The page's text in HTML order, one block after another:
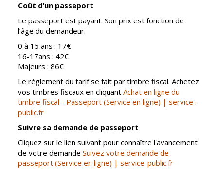
Renouvellement
urbain
Gare de Vierzon
Travaux
Refuge canin
Marchés
Urbanisme et
logement
Économie et
commerce
Réseau de
Coût d’un passeport
Le passeport est payant. Son prix est fonction de
l’âge du demandeur.
0 à 15 ans : 17€
16-17ans : 42€
Majeurs : 86€
Le règlement du tarif se fait par timbre fiscal. Achetez
vos timbres fiscaux en cliquant Achat en ligne du
timbre fiscal - Passeport (Service en ligne) | service-
public.fr
Suivre sa demande de passeport
Cliquez sur le lien suivant pour connaître l'avancement
de votre demande Suivez votre demande de
passeport (Service en ligne) | service-public.fr